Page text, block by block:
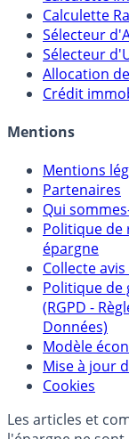
Calculateur
Calculette
Calculette
Sélecteur
Sélecteur
Crédit
Mentions
Mentions
Partenaires
Qui sommes-
Politique de
épargne
Collecte
Politique de
(RGPD -
Données)
Modèle
Cookies